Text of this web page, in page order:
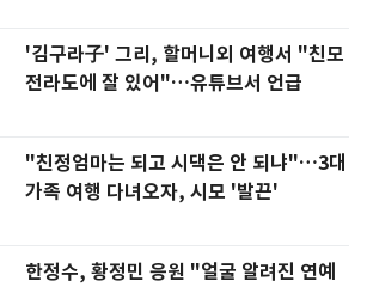
'김구라子' 그리, 할머니외 여행서 "친모
전라도에 잘 있어"…유튜브서 언급
"친정엄마는 되고 시댁은 안 되냐"…3대
가족 여행 다녀오자, 시모 '발끈'
한정수, 황정민 응원 "얼굴 알려진 연예